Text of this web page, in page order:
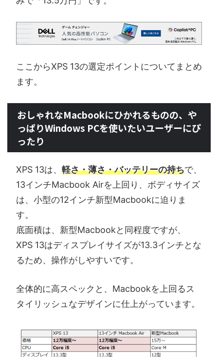
ここからXPS 13の選定ポイントについてまとめ
ます。
おしゃれなMacbookにひかれるものの、や
っぱりWindows PCを使いたいユーザーにぴ
ったり
XPS 13は、 軽さ・薄さ・バッテリーの持ちで、
13インチMacbook Airを上回り、ボディサイズ
は、小型の12インチ新型Macbookに迫りま
す。
底面積は、新型Macbookと同程度ですが、
XPS 13はディスプレイサイズが13.3インチとな
るため、操作がしやすいです。
全体的に高スペックと、Macbookを上回るス
タイリッシュなデザインに仕上がっています。